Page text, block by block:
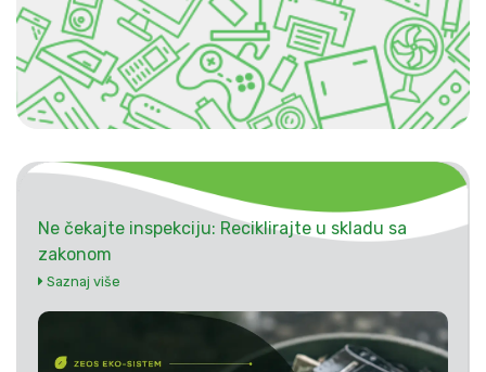
Ne čekajte inspekciju: Reciklirajte u skladu sa
zakonom
Saznaj više